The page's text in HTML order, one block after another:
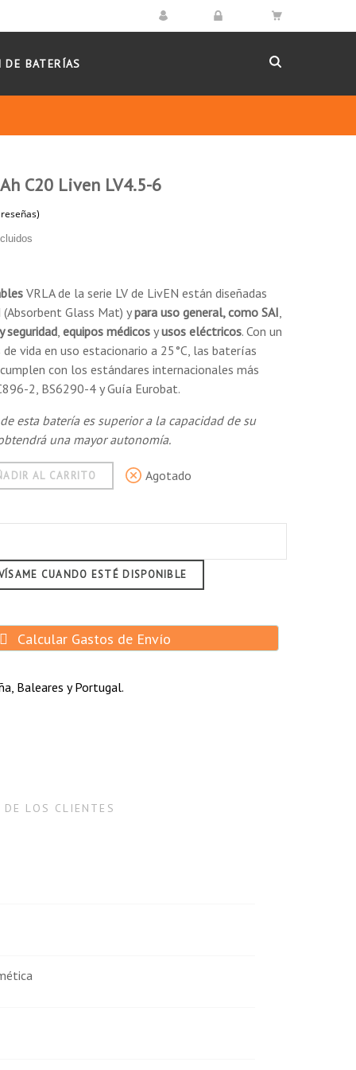
DE BATERÍAS
C20 Liven LV4.5-6
VRLA de la serie LV de LivEN están diseñadas
Glass Mat) ypara uso general, como SAI
seguridad, equipos médicosyusos eléctricos. Con un
vida en uso estacionario a 25°C, las baterías
con los estándares internacionales más
2, BS6290-4 y Guía Eurobat.
esta batería es superior a la capacidad de su
una mayor autonomía.
AL CARRITO Agotado
CUANDO ESTÉ DISPONIBLE
Calcular Gastos de Envío
Baleares y Portugal.
LOS CLIENTES
Ordenar por fecha descendente